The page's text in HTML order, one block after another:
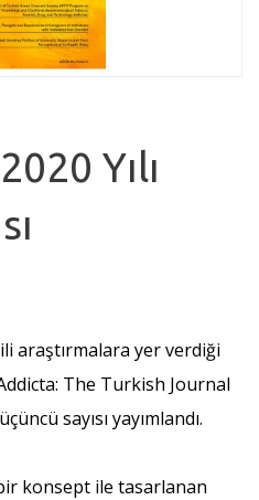
Yılı
araştırmalara yer verdiği
The Turkish Journal
sayısı yayımlandı.
bir konsept ile tasarlanan